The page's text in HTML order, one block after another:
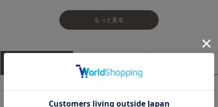
もっと見る
■デザイン
抜け感のあるクロップト丈のボクシーシルエットのジャカード